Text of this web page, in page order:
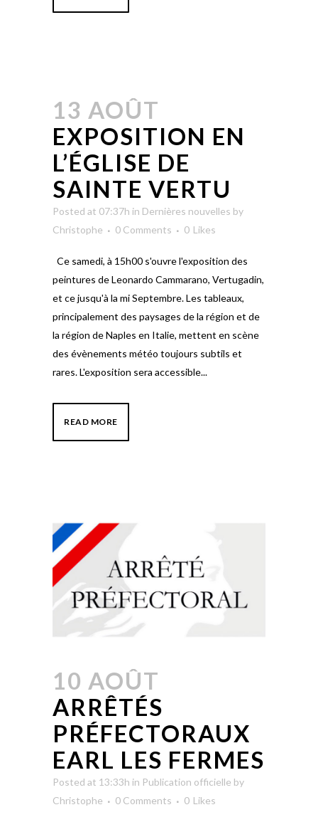
13 AOÛT
EXPOSITION EN
L’ÉGLISE DE
SAINTE VERTU
Posted at 07:37h in Dernières nouvelles by
Christophe
0 Comments 0 Likes
Ce samedi, à 15h00 s'ouvre l'exposition des
peintures de Leonardo Cammarano, Vertugadin,
et ce jusqu'à la mi Septembre. Les tableaux,
principalement des paysages de la région et de
la région de Naples en Italie, mettent en scène
des évènements météo toujours subtils et
rares. L'exposition sera accessible...
READ MORE
10 AOÛT
ARRÊTÉS
PRÉFECTORAUX
EARL LES FERMES
Posted at 13:33h in Publication officielle by
Christophe
0 Comments 0 Likes